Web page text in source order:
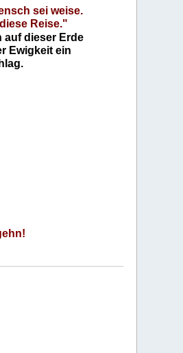
sei weise.
Reise."
auf dieser Erde
Ewigkeit ein